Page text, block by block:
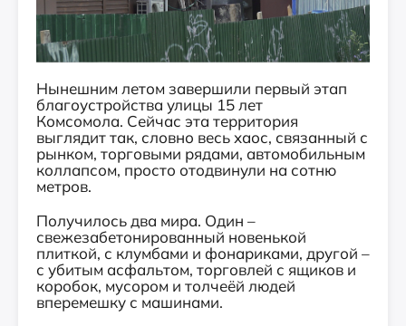
Нынешним летом завершили первый этап
благоустройства улицы 15 лет
Комсомола. Сейчас эта территория
выглядит так, словно весь хаос, связанный с
рынком, торговыми рядами, автомобильным
коллапсом, просто отодвинули на сотню
метров.
Получилось два мира. Один –
свежезабетонированный новенькой
плиткой, с клумбами и фонариками, другой –
с убитым асфальтом, торговлей с ящиков и
коробок, мусором и толчеёй людей
вперемешку с машинами.